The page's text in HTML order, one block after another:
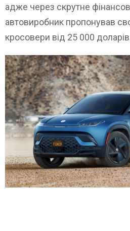
адже через скрутне
автовиробник пропонував
кросовери від 25 000